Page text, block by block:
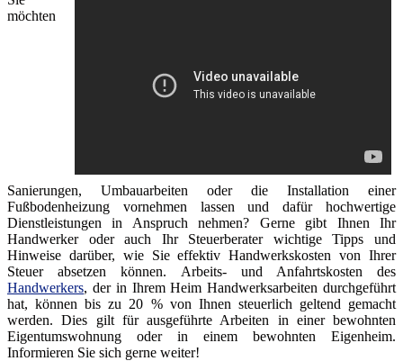
möchten
Sanierungen, Umbauarbeiten oder die Installation einer
Fußbodenheizung vornehmen lassen und dafür hochwertige
Dienstleistungen in Anspruch nehmen? Gerne gibt Ihnen Ihr
Handwerker oder auch Ihr Steuerberater wichtige Tipps und
Hinweise darüber, wie Sie effektiv Handwerkskosten von Ihrer
Steuer absetzen können. Arbeits- und Anfahrtskosten des
Handwerkers, der in Ihrem Heim Handwerksarbeiten durchgeführt
hat, können bis zu 20 % von Ihnen steuerlich geltend gemacht
werden. Dies gilt für ausgeführte Arbeiten in einer bewohnten
Eigentumswohnung oder in einem bewohnten Eigenheim.
Informieren Sie sich gerne weiter!